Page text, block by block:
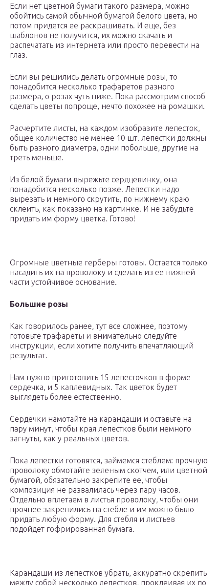
Если нет цветной бумаги такого размера, можно
обойтись самой обычной бумагой белого цвета, но
потом придется ее раскрашивать. И еще, без
шаблонов не получится, их можно скачать и
распечатать из интернета или просто перевести на
глаз.
Если вы решились делать огромные розы, то
понадобится несколько трафаретов разного
размера, о розах чуть ниже. Пока рассмотрим способ
сделать цветы попроще, нечто похожее на ромашки.
Расчертите листы, на каждом изобразите лепесток,
общее количество не менее 10 шт. лепестки должны
быть разного диаметра, одни побольше, другие на
треть меньше.
Из белой бумаги вырежьте сердцевинку, она
понадобится несколько позже. Лепестки надо
вырезать и немного скрутить, по нижнему краю
склеить, как показано на картинке. И не забудьте
придать им форму цветка. Готово!
Огромные цветные герберы готовы. Остается только
насадить их на проволоку и сделать из ее нижней
части устойчивое основание.
Большие розы
Как говорилось ранее, тут все сложнее, поэтому
готовьте трафареты и внимательно следуйте
инструкции, если хотите получить впечатляющий
результат.
Нам нужно приготовить 15 лепесточков в форме
сердечка, и 5 каплевидных. Так цветок будет
выглядеть более естественно.
Сердечки намотайте на карандаши и оставьте на
пару минут, чтобы края лепестков были немного
загнуты, как у реальных цветов.
Пока лепестки готовятся, займемся стеблем: прочную
проволоку обмотайте зеленым скотчем, или цветной
бумагой, обязательно закрепите ее, чтобы
композиция не развалилась через пару часов.
Отдельно вплетаем в листья проволоку, чтобы они
прочнее закрепились на стебле и им можно было
придать любую форму. Для стебля и листьев
подойдет гофрированная бумага.
Карандаши из лепестков убрать, аккуратно скрепить
между собой несколько лепестков, проклеивая их по